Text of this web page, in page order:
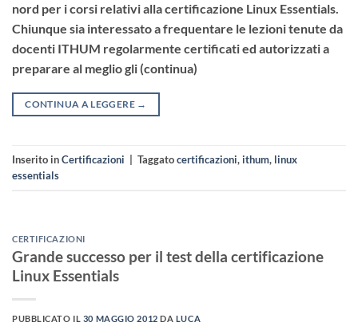
nord per i corsi relativi alla certificazione Linux Essentials.
Chiunque sia interessato a frequentare le lezioni tenute da
docenti ITHUM regolarmente certificati ed autorizzati a
preparare al meglio gli (continua)
CONTINUA A LEGGERE →
Inserito inCertificazioni Taggatocertificazioni,ithum, linux
essentials
CERTIFICAZIONI
Grande successo per il test della certificazione
Linux Essentials
PUBBLICATO IL 30 MAGGIO 2012 DA LUCA